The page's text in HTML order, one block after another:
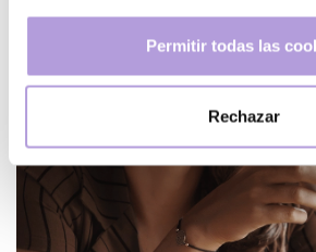
Si lo permite, también quisiéramos:
que puede tener una precisión
Identificar su dispositivo
para buscar características
digitales)
Obtenga más información sobre
datos personales y establezca sus
Permitir todas las
Rechazar